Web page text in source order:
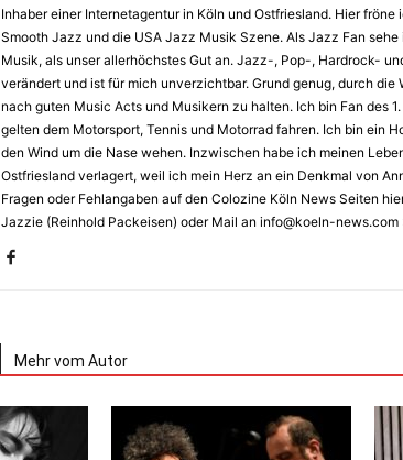
Inhaber einer Internetagentur in Köln und Ostfriesland. Hier fröne
Smooth Jazz und die USA Jazz Musik Szene. Als Jazz Fan
Musik, als unser allerhöchstes Gut an. Jazz-, Pop-, Hardrock-
verändert und ist für mich unverzichtbar. Grund genug, durch die
nach guten Music Acts und Musikern zu halten. Ich bin Fan des
gelten dem Motorsport, Tennis und Motorrad fahren. Ich bin ein
den Wind um die Nase wehen. Inzwischen habe ich meinen
Ostfriesland verlagert, weil ich mein Herz an ein Denkmal von
Fragen oder Fehlangaben auf den Colozine Köln News Seiten
Jazzie (Reinhold Packeisen) oder Mail an info@koeln-
Mehr vom Autor